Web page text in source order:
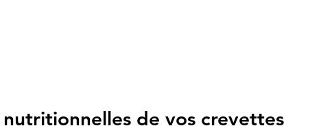
de vos crevettes